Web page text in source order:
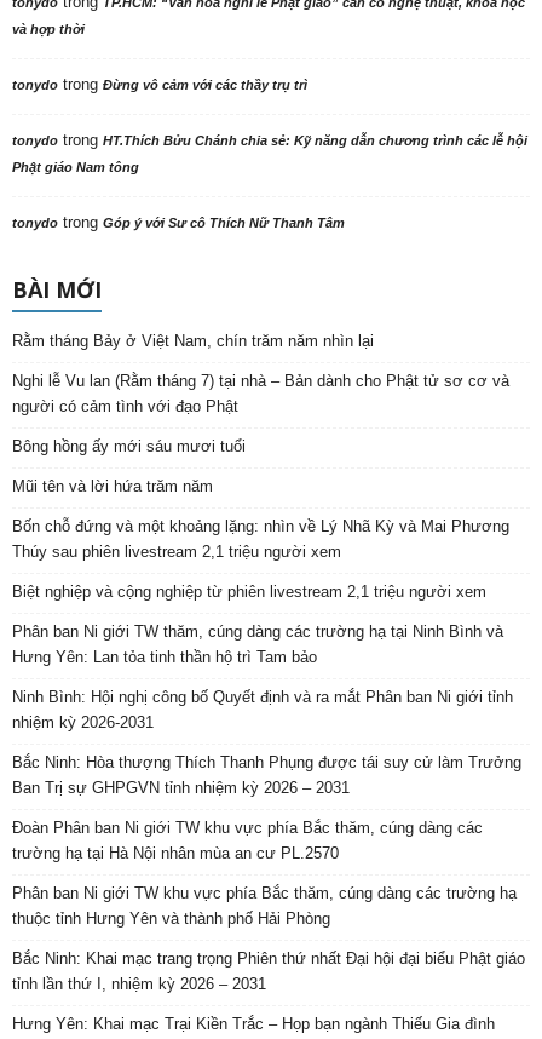
và hợp thời
tonydo trong Đừng vô cảm với các thầy trụ trì
tonydo trong HT.Thích Bửu Chánh chia sẻ: Kỹ năng dẫn chương trình các lễ hội
Phật giáo Nam tông
tonydo trong Góp ý với Sư cô Thích Nữ Thanh Tâm
BÀI MỚI
Rằm tháng Bảy ở Việt Nam, chín trăm năm nhìn lại
Nghi lễ Vu lan (Rằm tháng 7) tại nhà – Bản dành cho Phật tử sơ cơ và
người có cảm tình với đạo Phật
Bông hồng ấy mới sáu mươi tuổi
Mũi tên và lời hứa trăm năm
Bốn chỗ đứng và một khoảng lặng: nhìn về Lý Nhã Kỳ và Mai Phương
Thúy sau phiên livestream 2,1 triệu người xem
Biệt nghiệp và cộng nghiệp từ phiên livestream 2,1 triệu người xem
Phân ban Ni giới TW thăm, cúng dàng các trường hạ tại Ninh Bình và
Hưng Yên: Lan tỏa tinh thần hộ trì Tam bảo
Ninh Bình: Hội nghị công bố Quyết định và ra mắt Phân ban Ni giới tỉnh
nhiệm kỳ 2026-2031
Bắc Ninh: Hòa thượng Thích Thanh Phụng được tái suy cử làm Trưởng
Ban Trị sự GHPGVN tỉnh nhiệm kỳ 2026 – 2031
Đoàn Phân ban Ni giới TW khu vực phía Bắc thăm, cúng dàng các
trường hạ tại Hà Nội nhân mùa an cư PL.2570
Phân ban Ni giới TW khu vực phía Bắc thăm, cúng dàng các trường hạ
thuộc tỉnh Hưng Yên và thành phố Hải Phòng
Bắc Ninh: Khai mạc trang trọng Phiên thứ nhất Đại hội đại biểu Phật giáo
tỉnh lần thứ I, nhiệm kỳ 2026 – 2031
Hưng Yên: Khai mạc Trại Kiền Trắc – Họp bạn ngành Thiếu Gia đình